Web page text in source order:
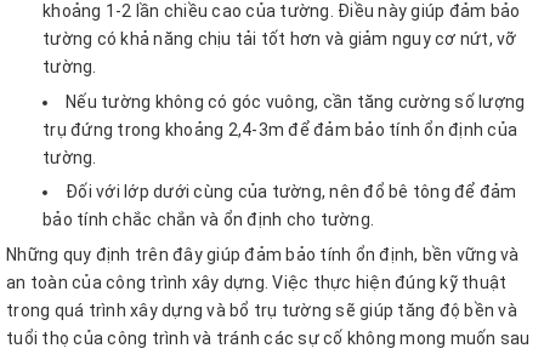
khoảng 1-2 lần chiều cao của tường. Điều này giúp đảm bảo
tường có khả năng chịu tải tốt hơn và giảm nguy cơ nứt, vỡ
tường.
Nếu tường không có góc vuông, cần tăng cường số lượng
trụ đứng trong khoảng 2,4-3m để đảm bảo tính ổn định của
tường.
Đối với lớp dưới cùng của tường, nên đổ bê tông để đảm
bảo tính chắc chắn và ổn định cho tường.
Những quy định trên đây giúp đảm bảo tính ổn định, bền vững và
an toàn của công trình xây dựng. Việc thực hiện đúng kỹ thuật
trong quá trình xây dựng và bổ trụ tường sẽ giúp tăng độ bền và
tuổi thọ của công trình và tránh các sự cố không mong muốn sau